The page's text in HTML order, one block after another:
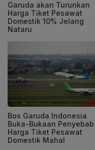
Garuda akan Turunkan
Harga Tiket Pesawat
Domestik 10% Jelang
Nataru
Bos Garuda Indonesia
Buka-Bukaan Penyebab
Harga Tiket Pesawat
Domestik Mahal